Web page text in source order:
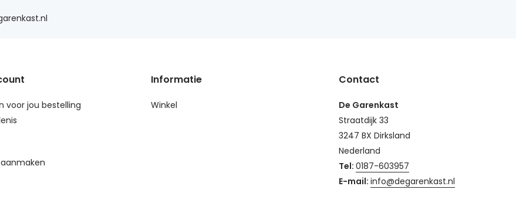
voor jou bestelling
Informatie
Winkel
Contact
De Garenkast
Straatdijk 33
3247 BX Dirksland
Nederland
Tel: 0187-603957
E-mail: info@degarenkast.nl